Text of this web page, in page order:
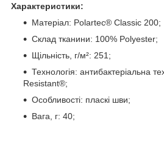
Характеристики:
Матеріал: Polartec® Classic 200;
Склад тканини: 100% Polyester;
Щільність, г/м²: 251;
Технологія: антибактеріальна
Resistant®;
Особливості: пласкі шви;
Вага, г: 40;